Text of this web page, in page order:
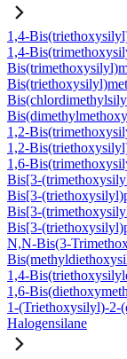
1,4-
1,4-
1,2-
1,2-
1,6-
Bis[3-
Bis[3-
Bis[3-
Bis[3-
N,N-Bis(3-
1,4-
1,6-
1-(Triethoxysilyl)-2-
Halogensilane